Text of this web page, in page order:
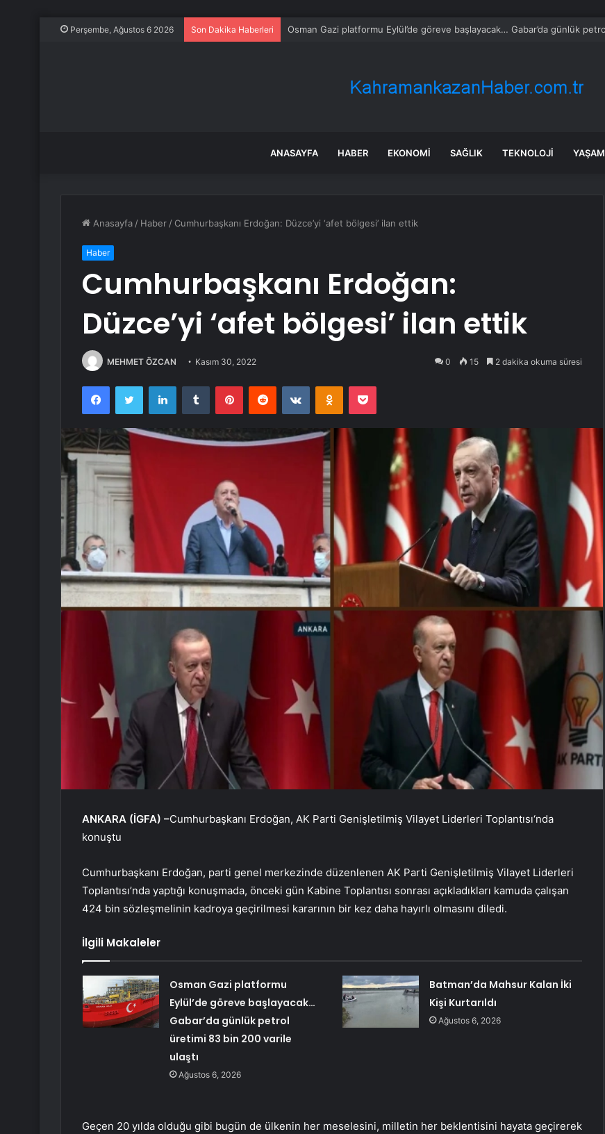
Perşembe, Ağustos 6 2026 Son Dakika Haberleri Madenciler Kurban Bayramı’nda Buluştu
ANASAYFA HABER EKONOMI SAĞLIK TEKNOLOJI YAŞAM
Anasayfa / Haber / Cumhurbaşkanı Erdoğan: Düzce’yi ‘afet bölgesi’ ilan ettik
Haber
Cumhurbaşkanı Erdoğan:
Düzce’yi ‘afet bölgesi’ ilan ettik
MEHMET ÖZCAN Kasım 30, 2022 0 15 2 dakika okuma süresi
FacebookTwitter LinkedInTumblr PinterestReddit VKontakteOdnoklassniki
Pocket
ANKARA (İGFA) –Cumhurbaşkanı Erdoğan, AK Parti Genişletilmiş Vilayet Liderleri Toplantısı‘nda
konuştu
Cumhurbaşkanı Erdoğan, parti genel merkezinde düzenlenen AK Parti Genişletilmiş Vilayet Liderleri
Toplantısı’nda yaptığı konuşmada, önceki gün Kabine Toplantısı sonrası açıkladıkları kamuda çalışan
424 bin sözleşmelinin kadroya geçirilmesi kararının bir kez daha hayırlı olmasını diledi.
İlgili Makaleler
Osman Gazi platformu
Eylül’de göreve başlayacak…
Gabar’da günlük petrol
üretimi 83 bin 200 varile
ulaştı
Ağustos 6, 2026
Batman’da Mahsur Kalan İki
Kişi Kurtarıldı
Ağustos 6, 2026
Geçen 20 yılda olduğu gibi bugün de ülkenin her meselesini, milletin her beklentisini hayata geçirerek